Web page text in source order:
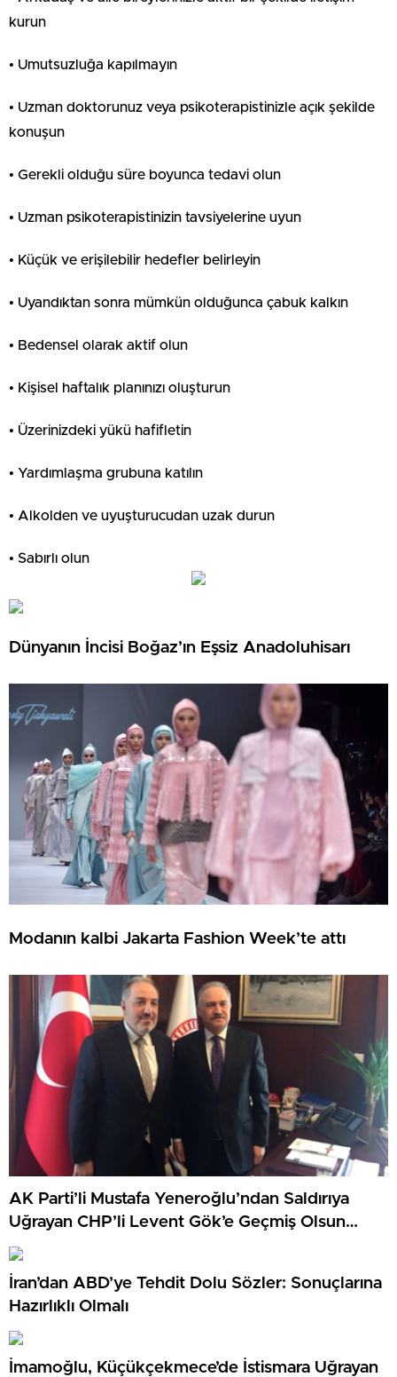
kurun
• Umutsuzluğa kapılmayın
• Uzman doktorunuz veya psikoterapistinizle açık şekilde
konuşun
• Gerekli olduğu süre boyunca tedavi olun
• Uzman psikoterapistinizin tavsiyelerine uyun
• Küçük ve erişilebilir hedefler belirleyin
• Uyandıktan sonra mümkün olduğunca çabuk kalkın
• Bedensel olarak aktif olun
• Kişisel haftalık planınızı oluşturun
• Üzerinizdeki yükü hafifletin
• Yardımlaşma grubuna katılın
• Alkolden ve uyuşturucudan uzak durun
• Sabırlı olun
Dünyanın İncisi Boğaz’ın Eşsiz Anadoluhisarı
Modanın kalbi Jakarta Fashion Week’te attı
AK Parti’li Mustafa Yeneroğlu’ndan Saldırıya
Uğrayan CHP’li Levent Gök’e Geçmiş Olsun
Ziyareti
İran’dan ABD’ye Tehdit Dolu Sözler: Sonuçlarına
Hazırlıklı Olmalı
İmamoğlu, Küçükçekmece’de İstismara Uğrayan